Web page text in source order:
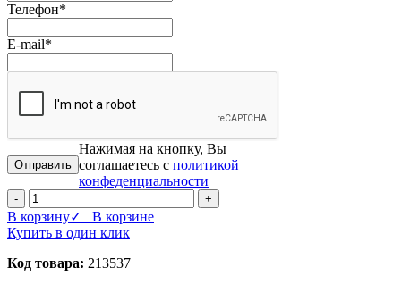
Телефон*
E-mail*
Нажимая на кнопку, Вы
соглашаетесь с политикой
конфеденциальности
- +
В корзину✓ В корзине
Купить в один клик
Код товара: 213537